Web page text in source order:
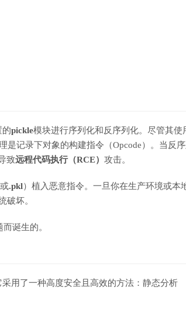
的pickle模块进行序列化和反序列化。尽管其使
是记录下对象的构建指令（Opcode）。当反序
致远程代码执行（RCE） 攻击。
或.pkl）植入恶意指令。一旦你在生产环境或本
破坏。
诞生的。
用了一种高度安全且高效的方法：静态分析